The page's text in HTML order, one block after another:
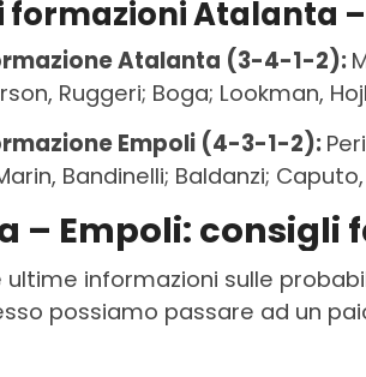
formazioni Atalanta
Atalanta (3-4-1-2):
Ruggeri; Boga; Lookman,
Empoli (4-3-1-2):
Bandinelli; Baldanzi;
– Empoli: consigli
informazioni sulle
possiamo passare ad un